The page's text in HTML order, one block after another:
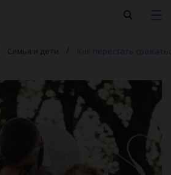
Семья и дети